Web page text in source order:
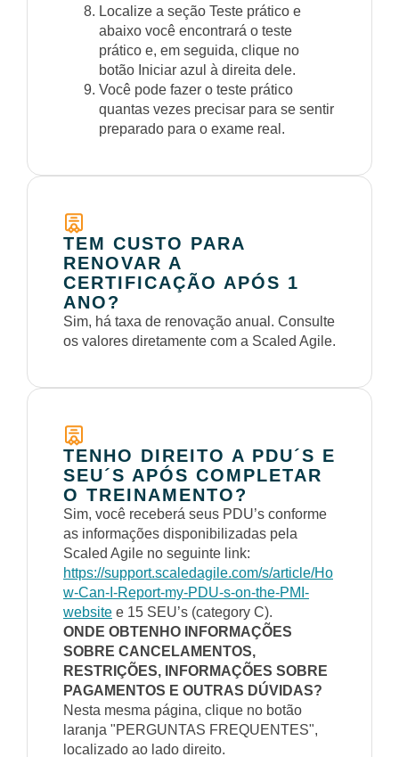
Localize a seção Teste prático e
abaixo você encontrará o teste
prático e, em seguida, clique no
botão Iniciar azul à direita dele.
Você pode fazer o teste prático
quantas vezes precisar para se sentir
preparado para o exame real.
TEM CUSTO PARA
RENOVAR A
CERTIFICAÇÃO APÓS 1
ANO?
Sim, há taxa de renovação anual. Consulte
os valores diretamente com a Scaled Agile.
TENHO DIREITO A PDU´S E
SEU´S APÓS COMPLETAR
O TREINAMENTO?
Sim, você receberá seus PDU’s conforme
as informações disponibilizadas pela
Scaled Agile no seguinte link:
https://support.scaledagile.com/s/article/Ho
w-Can-I-Report-my-PDU-s-on-the-PMI-
website e 15 SEU’s (category C).
ONDE OBTENHO INFORMAÇÕES
SOBRE CANCELAMENTOS,
RESTRIÇÕES, INFORMAÇÕES SOBRE
PAGAMENTOS E OUTRAS DÚVIDAS?
Nesta mesma página, clique no botão
laranja "PERGUNTAS FREQUENTES",
localizado ao lado direito.